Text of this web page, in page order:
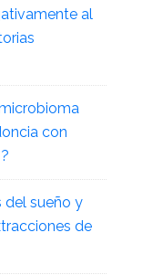
al
con
del sueño y
de